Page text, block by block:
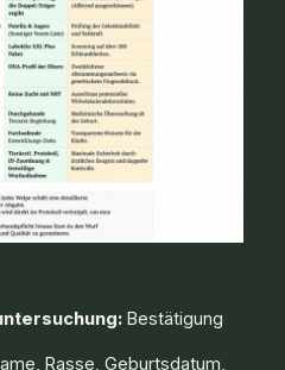
Bestätigung
Rasse, Geburtsdatum,